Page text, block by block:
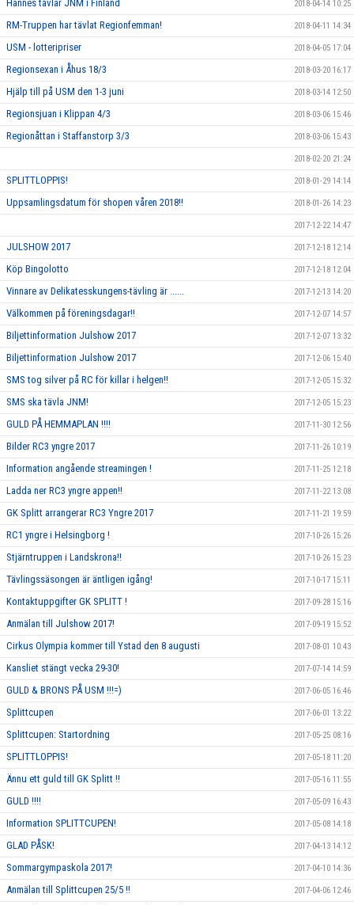
Hannes tävlar JNM i Finland 2018-04-14 10:25
RM-Truppen har tävlat Regionfemman! 2018-04-11 14:34
USM - lotteripriser 2018-04-05 17:04
Regionsexan i Åhus 18/3 2018-03-20 16:17
Hjälp till på USM den 1-3 juni 2018-03-14 12:50
Regionsjuan i Klippan 4/3 2018-03-06 15:46
Regionåttan i Staffanstorp 3/3 2018-03-06 15:43
2018-02-20 21:24
SPLITTLOPPIS! 2018-01-29 14:14
Uppsamlingsdatum för shopen våren 2018!! 2018-01-26 14:23
2017-12-22 14:47
JULSHOW 2017 2017-12-18 12:14
Köp Bingolotto 2017-12-18 12:04
Vinnare av Delikatesskungens-tävling är ...... 2017-12-13 14:20
Välkommen på föreningsdagar!! 2017-12-07 14:57
Biljettinformation Julshow 2017 2017-12-07 13:32
Biljettinformation Julshow 2017 2017-12-06 15:40
SMS tog silver på RC för killar i helgen!! 2017-12-05 15:32
SMS ska tävla JNM! 2017-12-05 15:23
GULD PÅ HEMMAPLAN !!!! 2017-11-30 12:56
Bilder RC3 yngre 2017 2017-11-26 10:19
Information angående streamingen ! 2017-11-25 12:18
Ladda ner RC3 yngre appen!! 2017-11-22 13:08
GK Splitt arrangerar RC3 Yngre 2017 2017-11-21 19:59
RC1 yngre i Helsingborg ! 2017-10-26 15:26
Stjärntruppen i Landskrona!! 2017-10-26 15:23
Tävlingssäsongen är äntligen igång! 2017-10-17 15:11
Kontaktuppgifter GK SPLITT ! 2017-09-28 15:16
Anmälan till Julshow 2017! 2017-09-19 15:52
Cirkus Olympia kommer till Ystad den 8 augusti 2017-08-01 10:43
Kansliet stängt vecka 29-30! 2017-07-14 14:59
GULD & BRONS PÅ USM !!!=) 2017-06-05 16:46
Splittcupen 2017-06-01 13:22
Splittcupen: Startordning 2017-05-25 08:16
SPLITTLOPPIS! 2017-05-18 11:20
Ännu ett guld till GK Splitt !! 2017-05-16 11:55
GULD !!!! 2017-05-09 16:43
Information SPLITTCUPEN! 2017-05-08 14:18
GLAD PÅSK! 2017-04-13 14:12
Sommargympaskola 2017! 2017-04-10 14:36
Anmälan till Splittcupen 25/5 !! 2017-04-06 12:46